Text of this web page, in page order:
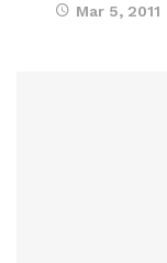
Mar 5, 2011